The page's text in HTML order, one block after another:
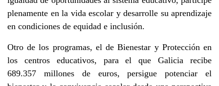
plenamente en la vida escolar y desarrolle su aprendizaje
en condiciones de equidad e inclusión.
Otro de los programas, el de Bienestar y Protección en
los centros educativos, para el que Galicia recibe
689.357 millones de euros, persigue potenciar el